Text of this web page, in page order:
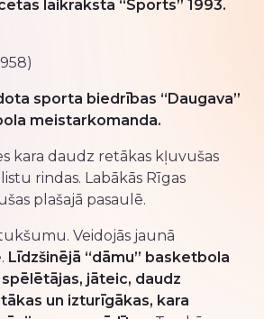
laikrakstā “Sports” 1993.
sporta biedrības “Daugava”
meistarkomanda.
kara daudz retākas kļuvušas
rindas. Labākās Rīgas
plašajā pasaulē.
Veidojās jaunā
Līdzšinējā “dāmu” basketbola
jāteic, daudz
un izturīgākas, kara